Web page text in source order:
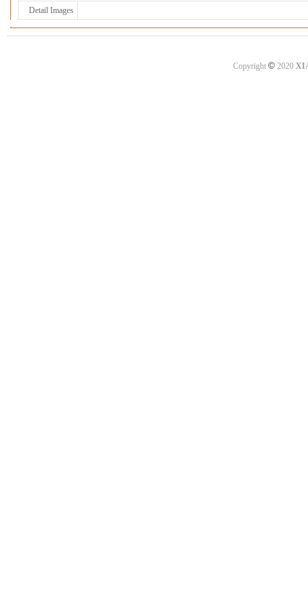
Detail Images
Copyright ©2020